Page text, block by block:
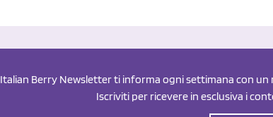
Italian Berry Newsletter ti informa ogni settimana con
Iscriviti per ricevere in esclusiva i